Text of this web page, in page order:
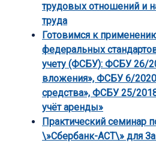
трудовых отношений и
труда
Готовимся к
федеральных
учету (ФСБУ): ФСБУ 26/
вложения», ФСБУ 6/
средства», ФСБУ 25/
учёт аренды»
Практический семинар
\»Сбербанк-АСТ\» для